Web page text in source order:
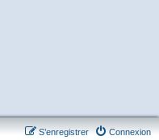
Connexion
S’enregistrer